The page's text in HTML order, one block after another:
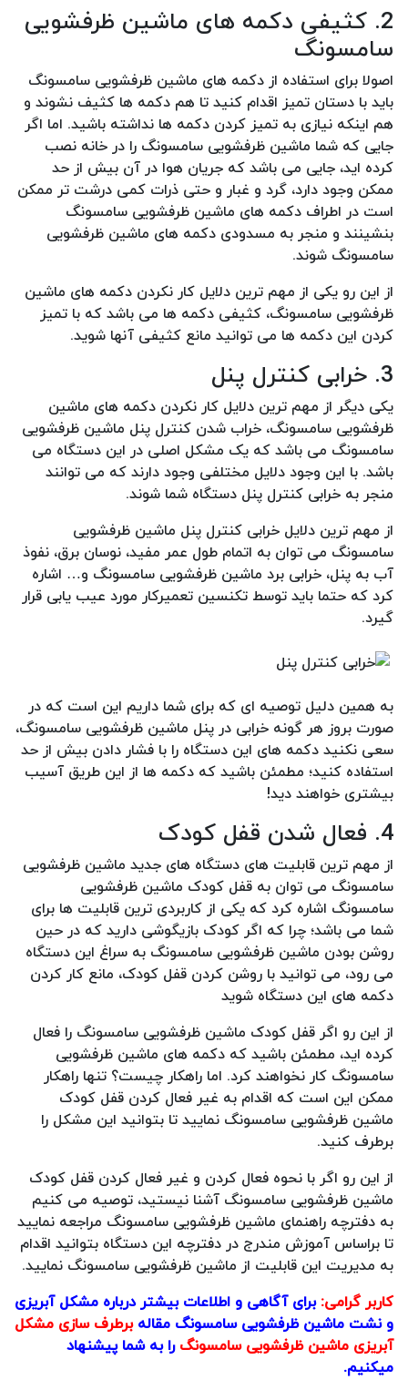
2. کثیفی دکمه های ماشین ظرفشویی
سامسونگ
اصولا برای استفاده از دکمه های ماشین ظرفشویی سامسونگ
باید با دستان تمیز اقدام کنید تا هم دکمه ها کثیف نشوند و
هم اینکه نیازی به تمیز کردن دکمه ها نداشته باشید. اما اگر
جایی که شما ماشین ظرفشویی سامسونگ را در خانه نصب
کرده اید، جایی می باشد که جریان هوا در آن بیش از حد
ممکن وجود دارد، گرد و غبار و حتی ذرات کمی درشت تر ممکن
است در اطراف دکمه های ماشین ظرفشویی سامسونگ
بنشینند و منجر به مسدودی دکمه های ماشین ظرفشویی
سامسونگ شوند.
از این رو یکی از مهم ترین دلایل کار نکردن دکمه های ماشین
ظرفشویی سامسونگ، کثیفی دکمه ها می باشد که با تمیز
کردن این دکمه ها می توانید مانع کثیفی آنها شوید.
3. خرابی کنترل پنل
یکی دیگر از مهم ترین دلایل کار نکردن دکمه های ماشین
ظرفشویی سامسونگ، خراب شدن کنترل پنل ماشین ظرفشویی
سامسونگ می باشد که یک مشکل اصلی در این دستگاه می
باشد. با این وجود دلایل مختلفی وجود دارند که می توانند
منجر به خرابی کنترل پنل دستگاه شما شوند.
از مهم ترین دلایل خرابی کنترل پنل ماشین ظرفشویی
سامسونگ می توان به اتمام طول عمر مفید، نوسان برق، نفوذ
آب به پنل، خرابی برد ماشین ظرفشویی سامسونگ و… اشاره
کرد که حتما باید توسط تکنسین تعمیرکار مورد عیب یابی قرار
گیرد.
به همین دلیل توصیه ای که برای شما داریم این است که در
صورت بروز هر گونه خرابی در پنل ماشین ظرفشویی سامسونگ،
سعی نکنید دکمه های این دستگاه را با فشار دادن بیش از حد
استفاده کنید؛ مطمئن باشید که دکمه ها از این طریق آسیب
بیشتری خواهند دید!
4. فعال شدن قفل کودک
از مهم ترین قابلیت های دستگاه های جدید ماشین ظرفشویی
سامسونگ می توان به قفل کودک ماشین ظرفشویی
سامسونگ اشاره کرد که یکی از کاربردی ترین قابلیت ها برای
شما می باشد؛ چرا که اگر کودک بازیگوشی دارید که در حین
روشن بودن ماشین ظرفشویی سامسونگ به سراغ این دستگاه
می رود، می توانید با روشن کردن قفل کودک، مانع کار کردن
دکمه های این دستگاه شوید
از این رو اگر قفل کودک ماشین ظرفشویی سامسونگ را فعال
کرده اید، مطمئن باشید که دکمه های ماشین ظرفشویی
سامسونگ کار نخواهند کرد. اما راهکار چیست؟ تنها راهکار
ممکن این است که اقدام به غیر فعال کردن قفل کودک
ماشین ظرفشویی سامسونگ نمایید تا بتوانید این مشکل را
برطرف کنید.
از این رو اگر با نحوه فعال کردن و غیر فعال کردن قفل کودک
ماشین ظرفشویی سامسونگ آشنا نیستید، توصیه می کنیم
به دفترچه راهنمای ماشین ظرفشویی سامسونگ مراجعه نمایید
تا براساس آموزش مندرج در دفترچه این دستگاه بتوانید اقدام
به مدیریت این قابلیت از ماشین ظرفشویی سامسونگ نمایید.
کاربر گرامی:برای آگاهی و اطلاعات بیشتر درباره مشکل آبریزی
و نشت ماشین ظرفشویی سامسونگ مقالهبرطرف سازی مشکل
آبریزی ماشین ظرفشویی سامسونگرا به شما پیشنهاد
میکنیم.